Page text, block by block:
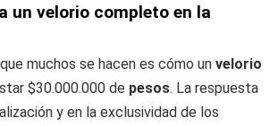
un velorio completo en la
muchos se hacen es cómo un velorio
$30.000.000 de pesos. La respuesta
y en la exclusividad de los